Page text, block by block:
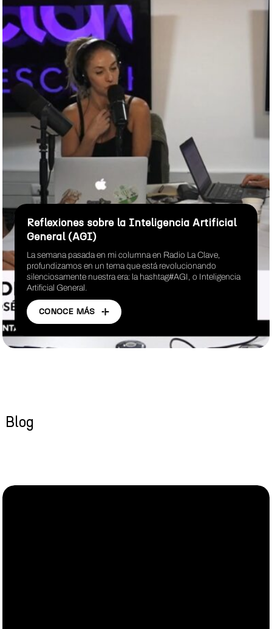
Reflexiones sobre la Inteligencia Artificial
General (AGI)
La semana pasada en mi columna en Radio La Clave,
profundizamos en un tema que está revolucionando
silenciosamente nuestra era: la hashtag#AGI, o Inteligencia
Artificial General.
CONOCE MÁS
Blog